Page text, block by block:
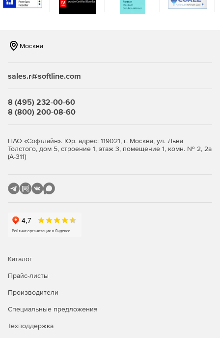
CSAT определит зону, требующую внимания, и предложит
меры, которые необходимо предпринять.
Service Pack, общих ресурсах и реестре.
CSAT извлекает информацию о пользователе и группе,
записи администратора) на основе разных правил и
логики.
CSAT просматривает содержимое в Office 365, SharePoint
SharePoint. Затем это сравнивается со счетами в Active
Directory для идентификации несанкционированного
Москва
sales.r@softline.com
8 (495) 232-00-60
8 (800) 200-08-60
ПАО «Софтлайн». Юр. адрес: 119021, г. Москва, ул. Льва
Толстого, дом 5, строение 1, этаж 3, помещение 1, комн. № 2, 2а
(А-311)
Каталог
Прайс-листы
Производители
Специальные предложения
Техподдержка